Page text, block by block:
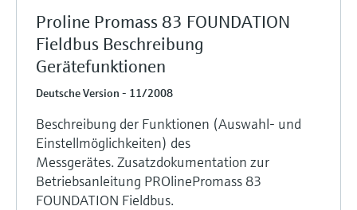
Proline Promass 83 FOUNDATION
Fieldbus Beschreibung
Gerätefunktionen
Deutsche Version - 11/2008
Beschreibung der Funktionen (Auswahl- und
Einstellmöglichkeiten) des
Messgerätes. Zusatzdokumentation zur
Betriebsanleitung PROlinePromass 83
FOUNDATION Fieldbus.